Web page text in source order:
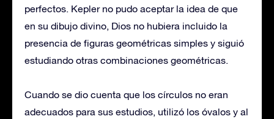
perfectos. Kepler no pudo aceptar la idea de que
en su dibujo divino, Dios no hubiera incluido la
presencia de figuras geométricas simples y siguió
estudiando otras combinaciones geométricas.
Cuando se dio cuenta que los círculos no eran
adecuados para sus estudios, utilizó los óvalos y al